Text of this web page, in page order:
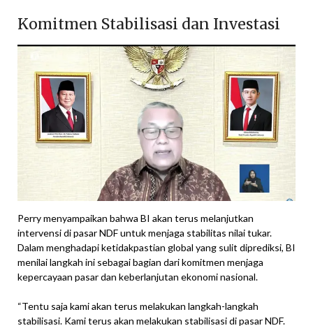
Komitmen Stabilisasi dan Investasi
Perry menyampaikan bahwa BI akan terus melanjutkan
intervensi di pasar NDF untuk menjaga stabilitas nilai tukar.
Dalam menghadapi ketidakpastian global yang sulit diprediksi, BI
menilai langkah ini sebagai bagian dari komitmen menjaga
kepercayaan pasar dan keberlanjutan ekonomi nasional.
“Tentu saja kami akan terus melakukan langkah-langkah
stabilisasi. Kami terus akan melakukan stabilisasi di pasar NDF.